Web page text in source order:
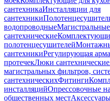
сантехникаИнсталляции для
сантехники
водопроводные
сантехнические
полотенцесушителей
сантехникиРегулирующая
протечекЛюки сантехнические
магистральных фильтров,
сантехническихФитинги
инсталляцийОпрессовочные
общественных мест